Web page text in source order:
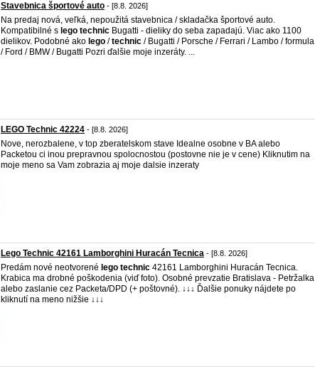
Stavebnica športové auto - [8.8. 2026]
Na predaj nová, veľká, nepoužitá stavebnica / skladačka športové auto.
Kompatibilné s lego technic Bugatti - dieliky do seba zapadajú. Viac ako 1100
dielikov. Podobné ako lego /technic / Bugatti / Porsche / Ferrari / Lambo / formula
/ Ford / BMW / Bugatti Pozri ďalšie moje inzeráty. ...
LEGO Technic 42224 - [8.8. 2026]
Nove, nerozbalene, v top zberatelskom stave Idealne osobne v BA alebo
Packetou ci inou prepravnou spolocnostou (postovne nie je v cene) Kliknutim na
moje meno sa Vam zobrazia aj moje dalsie inzeraty
Lego Technic 42161 Lamborghini Huracán Tecnica - [8.8. 2026]
Predám nové neotvorené lego technic 42161 Lamborghini Huracán Tecnica.
Krabica ma drobné poškodenia (viď foto). Osobné prevzatie Bratislava - Petržalka
alebo zaslanie cez Packeta/DPD (+ poštovné). ↓↓↓ Ďalšie ponuky nájdete po
kliknutí na meno nižšie ↓↓↓